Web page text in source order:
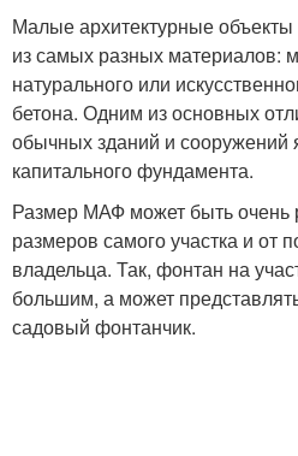
Малые архитектурные
из самых разных материалов:
натурального или
бетона. Одним из основных
обычных зданий и сооружений
капитального фундамента.
Размер МАФ может быть очень
размеров самого участка и от
владельца. Так, фонтан на
большим, а может
садовый фонтанчик.